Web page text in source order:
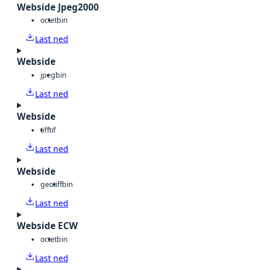
Webside Jpeg2000
octetbin
Last ned
Webside
jpegbin
Last ned
Webside
tifftif
Last ned
Webside
geotiffbin
Last ned
Webside ECW
octetbin
Last ned